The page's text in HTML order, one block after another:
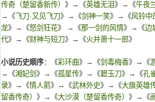
传奇（楚留香新传） 》→《英雄无泪》→《午夜
→《飞刀·又见飞刀》→《剑神一笑》→《风铃中
龙》→《怒剑狂花》 →《那一剑的风情》→《边
代》→《财神与短刀》→《火并萧十一郎》
小说历史顺序：《彩环曲》→《剑毒梅香》→《
→《湘妃剑 》→《孤星传》→《碧玉刀》→《孔
录》→《情人箭》→《武林外史》→《大旗英雄
留香传奇） 》→《大沙漠（楚留香传奇） 》→《